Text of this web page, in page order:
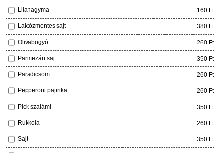
Lilahagyma 160 Ft
Laktózmentes sajt 380 Ft
Olivabogyó 260 Ft
Parmezán sajt 350 Ft
Paradicsom 260 Ft
Pepperoni paprika 260 Ft
Pick szalámi 350 Ft
Rukkola 260 Ft
Sajt 350 Ft